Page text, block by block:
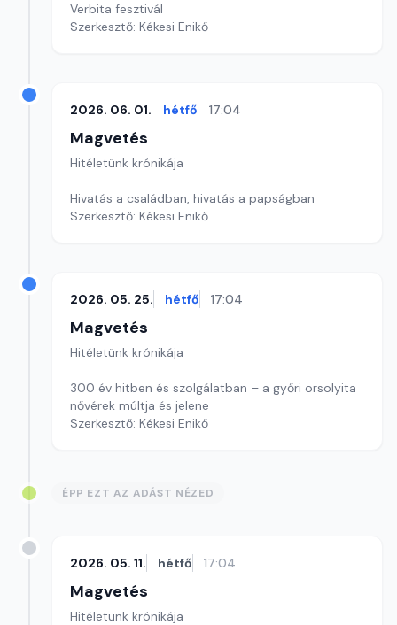
Verbita fesztivál
Szerkesztő: Kékesi Enikő
2026. 06. 01. hétfő 17:04
Magvetés
Hitéletünk krónikája
Hivatás a családban, hivatás a papságban
Szerkesztő: Kékesi Enikő
2026. 05. 25. hétfő 17:04
Magvetés
Hitéletünk krónikája
300 év hitben és szolgálatban – a győri orsolyita
nővérek múltja és jelene
Szerkesztő: Kékesi Enikő
ÉPP EZT AZ ADÁST NÉZED
2026. 05. 11. hétfő 17:04
Magvetés
Hitéletünk krónikája